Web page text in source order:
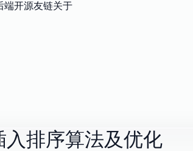
端开源友链关于
入排序算法及优化